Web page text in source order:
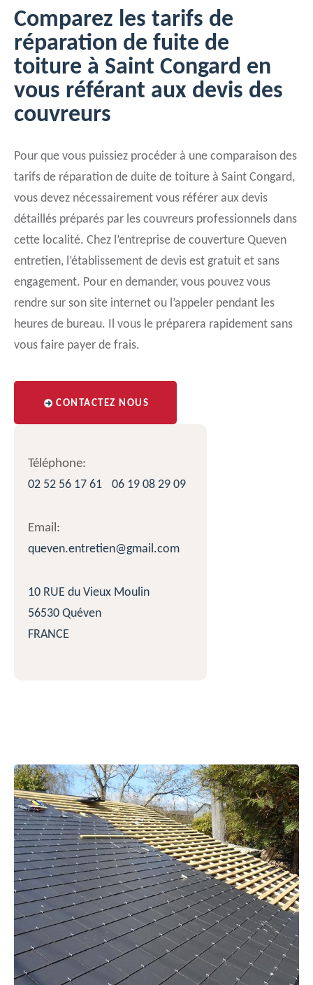
Comparez les tarifs de
réparation de fuite de
toiture à Saint Congard en
vous référant aux devis des
couvreurs
Pour que vous puissiez procéder à une comparaison des
tarifs de réparation de duite de toiture à Saint Congard,
vous devez nécessairement vous référer aux devis
détaillés préparés par les couvreurs professionnels dans
cette localité. Chez l’entreprise de couverture Queven
entretien, l’établissement de devis est gratuit et sans
engagement. Pour en demander, vous pouvez vous
rendre sur son site internet ou l’appeler pendant les
heures de bureau. Il vous le préparera rapidement sans
vous faire payer de frais.
CONTACTEZ NOUS
Téléphone:
02 52 56 17 61
06 19 08 29 09
Email:
queven.entretien@gmail.com
10 RUE du Vieux Moulin
56530 Quéven
FRANCE